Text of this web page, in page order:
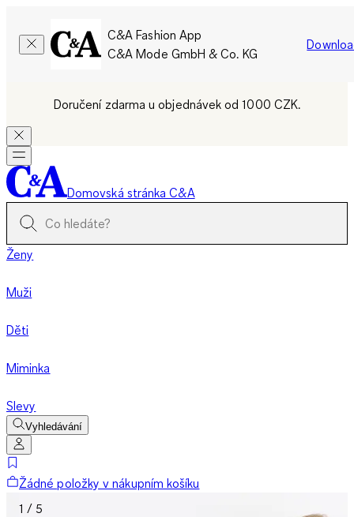
C&A Fashion App
C&A Mode GmbH & Co. KG
Doručení zdarma u objednávek od 1000 CZK.
Domovská stránka C&A
Ženy
Muži
Děti
Miminka
Slevy
Vyhledávání
Žádné položky v nákupním košíku
1 / 5